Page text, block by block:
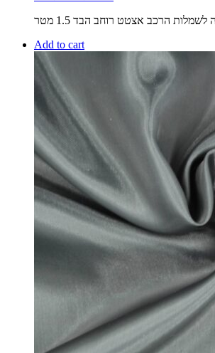
הרכב אצטט רוחב הבד 1.5 מטר
Add to cart